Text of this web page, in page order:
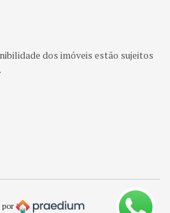
dos imóveis estão sujeitos
por